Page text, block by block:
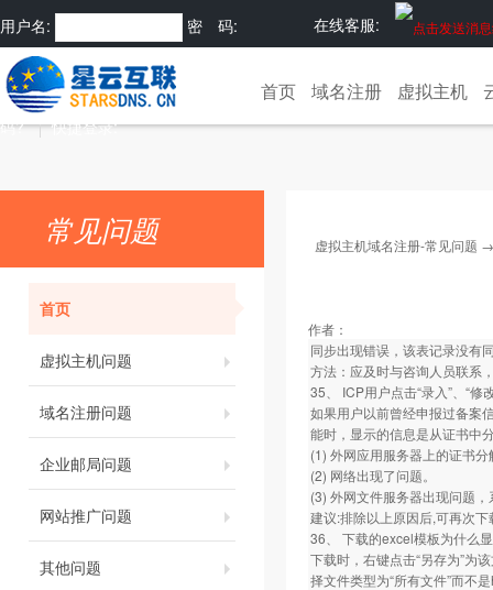
在线客服:
用户名: 密 码:
码? 快捷登录:
首页 域名注册 虚拟主机
常见问题
首页
虚拟主机问题
域名注册问题
企业邮局问题
网站推广问题
其他问题
虚拟主机域名注册-常见问题
作者：
同步出现错误，该表记录没有
方法：应及时与咨询人员联系
35、 ICP用户点击“录入”、“修
如果用户以前曾经申报过备案
能时，显示的信息是从证书中
(1) 外网应用服务器上的证书
(2) 网络出现了问题。
(3) 外网文件服务器出现问题
建议:排除以上原因后,可再次
36、 下载的excel模板为什么
下载时，右键点击“另存为”为
择文件类型为“所有文件”而不